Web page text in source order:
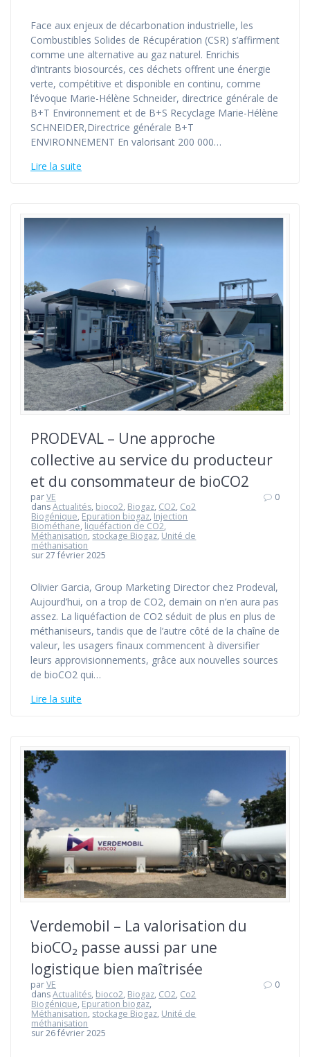
Face aux enjeux de décarbonation industrielle, les
Combustibles Solides de Récupération (CSR) s’affirment
comme une alternative au gaz naturel. Enrichis
d’intrants biosourcés, ces déchets offrent une énergie
verte, compétitive et disponible en continu, comme
l’évoque Marie-Hélène Schneider, directrice générale de
B+T Environnement et de B+S Recyclage Marie-Hélène
SCHNEIDER,Directrice générale B+T
ENVIRONNEMENT En valorisant 200 000…
Lire la suite
PRODEVAL – Une approche
collective au service du producteur
et du consommateur de bioCO2
parVE
dansActualités, bioco2, Biogaz, CO2, Co2
Biogénique, Epuration biogaz, Injection
Biométhane, liquéfaction de CO2,
Méthanisation, stockage Biogaz, Unité de
méthanisation
sur 27 février 2025
0
Olivier Garcia, Group Marketing Director chez Prodeval,
Aujourd’hui, on a trop de CO2, demain on n’en aura pas
assez. La liquéfaction de CO2 séduit de plus en plus de
méthaniseurs, tandis que de l’autre côté de la chaîne de
valeur, les usagers finaux commencent à diversifier
leurs approvisionnements, grâce aux nouvelles sources
de bioCO2 qui…
Lire la suite
Verdemobil – La valorisation du
bioCO₂ passe aussi par une
logistique bien maîtrisée
parVE
dansActualités, bioco2, Biogaz, CO2, Co2
Biogénique, Epuration biogaz,
Méthanisation, stockage Biogaz, Unité de
méthanisation
sur 26 février 2025
0